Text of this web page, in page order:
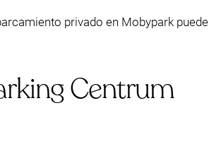
privado en Mobypark puede
Centrum